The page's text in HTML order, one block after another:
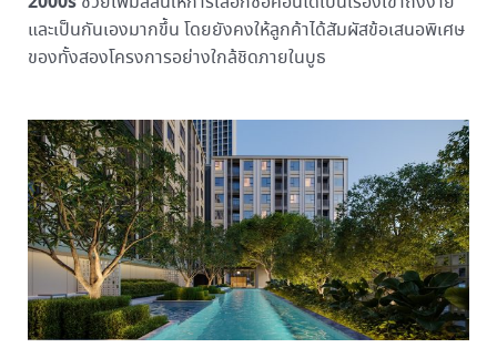
และเป็นกันเองมากขึ้น โดยยังคงให้ลูกค้าได้สัมผัสข้อเสนอพิเศษ
ของทั้งสองโครงการอย่างใกล้ชิดภายในบูธ